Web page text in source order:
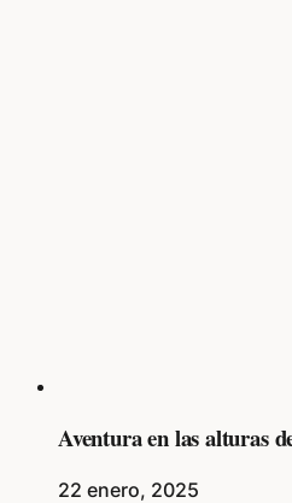
Aventura en las alturas
22 enero, 2025